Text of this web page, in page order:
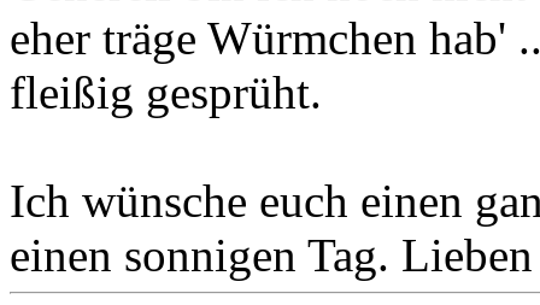
eher träge Würmchen hab'
fleißig gesprüht.
Ich wünsche euch einen
einen sonnigen Tag.